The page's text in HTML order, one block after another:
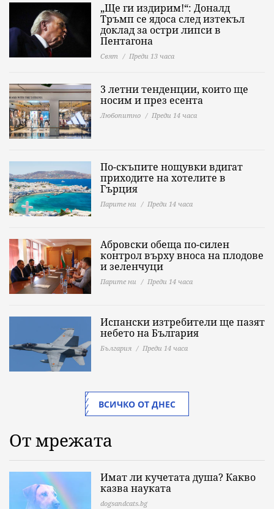
„Ще ги издирим!“: Доналд
Тръмп се ядоса след изтекъл
доклад за остри липси в
Пентагона
Свят Преди 13 часа
3 летни тенденции, които ще
носим и през есента
Любопитно Преди 14 часа
По-скъпите нощувки вдигат
приходите на хотелите в
Гърция
Парите ни Преди 14 часа
Абровски обеща по-силен
контрол върху вноса на плодове
и зеленчуци
Парите ни Преди 14 часа
Испански изтребители ще пазят
небето на България
България Преди 14 часа
ВСИЧКО ОТ ДНЕС
От мрежата
Имат ли кучетата душа? Какво
казва науката
dogsandcats.bg